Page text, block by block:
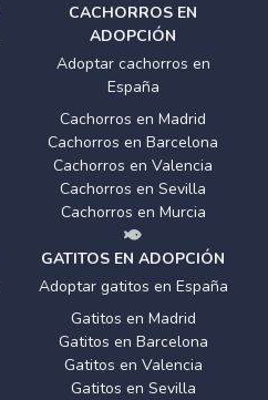
CACHORROS EN
ADOPCIÓN
Adoptar cachorros en
España
Cachorros en Madrid
Cachorros en Barcelona
Cachorros en Valencia
Cachorros en Sevilla
Cachorros en Murcia
GATITOS EN ADOPCIÓN
Adoptar gatitos en España
Gatitos en Madrid
Gatitos en Barcelona
Gatitos en Valencia
Gatitos en Sevilla